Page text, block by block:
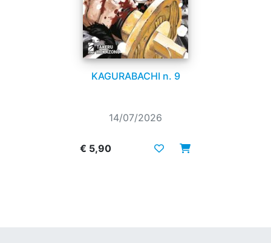
KAGURABACHI n. 9
14/07/2026
€ 5,90